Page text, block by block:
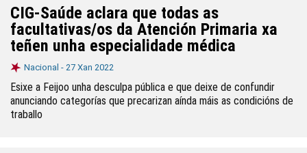
CIG-Saúde aclara que todas as
facultativas/os da Atención Primaria xa
teñen unha especialidade médica
Nacional - 27 Xan 2022
Esixe a Feijoo unha desculpa pública e que deixe de confundir
anunciando categorías que precarizan aínda máis as condicións de
traballo